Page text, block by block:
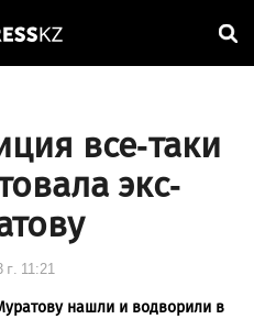
все-таки
экс-
г. 11:21
нашли и водворили в